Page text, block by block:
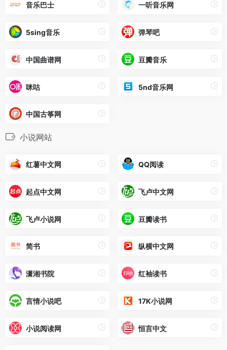
音乐巴士 一听音乐网
5sing音乐 弹琴吧
中国曲谱网 豆瓣音乐
咪咕 5nd音乐网
中国古筝网
小说网站
红薯中文网 QQ阅读
起点中文网 飞卢中文网
飞卢小说网 豆瓣读书
简书 纵横中文网
潇湘书院 红袖读书
言情小说吧 17K小说网
小说阅读网 恒言中文